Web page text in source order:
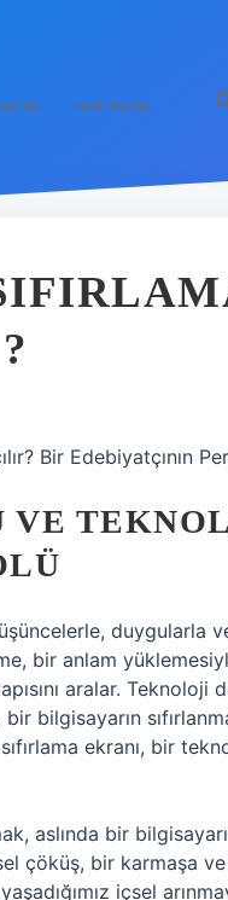
Hakkımızda
Bir Edebiyatçının
VE
duygularla
bir anlam
aralar. Teknoloji
bilgisayarın
ekranı, bir
aslında bir
çöküş, bir karmaşa
içsel